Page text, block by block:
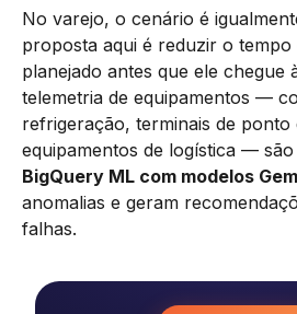
No varejo, o cenário é
proposta aqui é reduzir o tempo
planejado antes que ele chegue
telemetria de equipamentos —
refrigeração, terminais de ponto
equipamentos de logística —
BigQuery ML com modelos
anomalias e geram
falhas.